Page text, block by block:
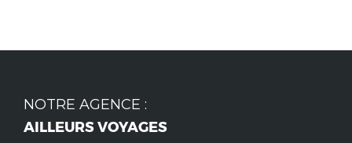
NOTRE AGENCE :
AILLEURS VOYAGES